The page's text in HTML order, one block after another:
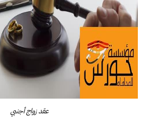
عقد زواج أجنبي